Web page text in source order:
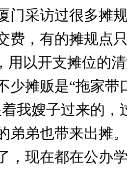
采访过很多摊规
费，有的摊规点
用以开支摊位的
少摊贩是“拖家带
我嫂子过来的，
弟弟也带来出摊
，现在都在公办